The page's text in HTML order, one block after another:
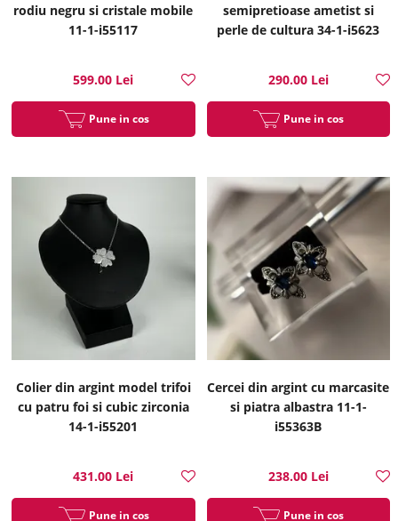
rodiu negru si cristale mobile
11-1-i55117
599.00 Lei
Pune in cos
semipretioase ametist si
perle de cultura 34-1-i5623
290.00 Lei
Pune in cos
Colier din argint model trifoi
cu patru foi si cubic zirconia
14-1-i55201
431.00 Lei
Pune in cos
Cercei din argint cu marcasite
si piatra albastra 11-1-
i55363B
238.00 Lei
Pune in cos